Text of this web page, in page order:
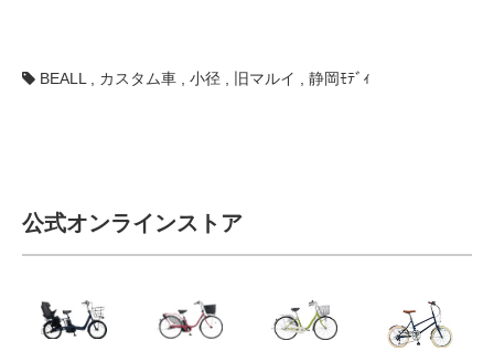
BEALL カスタム車 小径 旧マルイ 静岡ﾓﾃﾞｨ
公式オンラインストア